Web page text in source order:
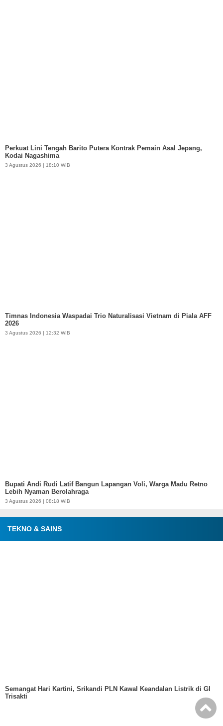
Perkuat Lini Tengah Barito Putera Kontrak Pemain Asal Jepang,
Kodai Nagashima
3 Agustus 2026 | 18:10 WIB
Timnas Indonesia Waspadai Trio Naturalisasi Vietnam di Piala AFF
2026
3 Agustus 2026 | 12:32 WIB
Bupati Andi Rudi Latif Bangun Lapangan Voli, Warga Madu Retno
Lebih Nyaman Berolahraga
3 Agustus 2026 | 08:18 WIB
TEKNO & SAINS
Semangat Hari Kartini, Srikandi PLN Kawal Keandalan Listrik di GI
Trisakti